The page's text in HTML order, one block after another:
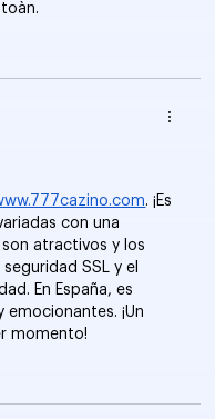
. ¡Es
con una
atractivos y los
SSL y el
En España, es
¡Un
momento!